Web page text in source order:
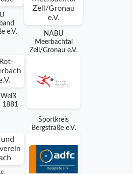
e.V.
NABU
Meerbachtal
Zell/Gronau e.V.
Weiß
1881
Sportkreis
Bergstraße e.V.